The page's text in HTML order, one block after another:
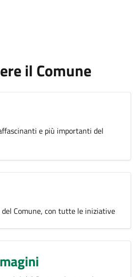
il Comune
e più importanti del
Comune, con tutte le iniziative